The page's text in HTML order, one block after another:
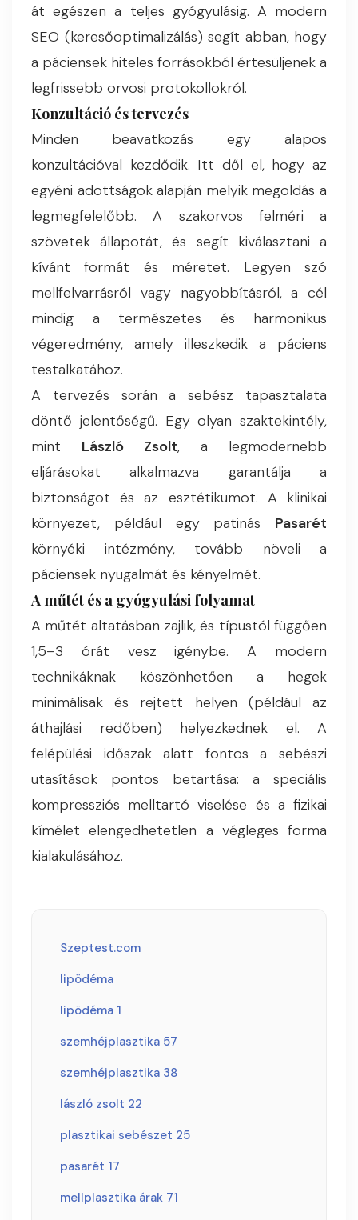
át egészen a teljes gyógyulásig. A modern
SEO (keresőoptimalizálás) segít abban, hogy
a páciensek hiteles forrásokból értesüljenek a
legfrissebb orvosi protokollokról.
Konzultáció és tervezés
Minden beavatkozás egy alapos
konzultációval kezdődik. Itt dől el, hogy az
egyéni adottságok alapján melyik megoldás a
legmegfelelőbb. A szakorvos felméri a
szövetek állapotát, és segít kiválasztani a
kívánt formát és méretet. Legyen szó
mellfelvarrásról vagy nagyobbításról, a cél
mindig a természetes és harmonikus
végeredmény, amely illeszkedik a páciens
testalkatához.
A tervezés során a sebész tapasztalata
döntő jelentőségű. Egy olyan szaktekintély,
mint László Zsolt, a legmodernebb
eljárásokat alkalmazva garantálja a
biztonságot és az esztétikumot. A klinikai
környezet, például egy patinás Pasarét
környéki intézmény, tovább növeli a
páciensek nyugalmát és kényelmét.
A műtét és a gyógyulási folyamat
A műtét altatásban zajlik, és típustól függően
1,5–3 órát vesz igénybe. A modern
technikáknak köszönhetően a hegek
minimálisak és rejtett helyen (például az
áthajlási redőben) helyezkednek el. A
felépülési időszak alatt fontos a sebészi
utasítások pontos betartása: a speciális
kompressziós melltartó viselése és a fizikai
kímélet elengedhetetlen a végleges forma
kialakulásához.
Szeptest.com
lipödéma
lipödéma 1
szemhéjplasztika 57
szemhéjplasztika 38
lászló zsolt 22
plasztikai sebészet 25
pasarét 17
mellplasztika árak 71